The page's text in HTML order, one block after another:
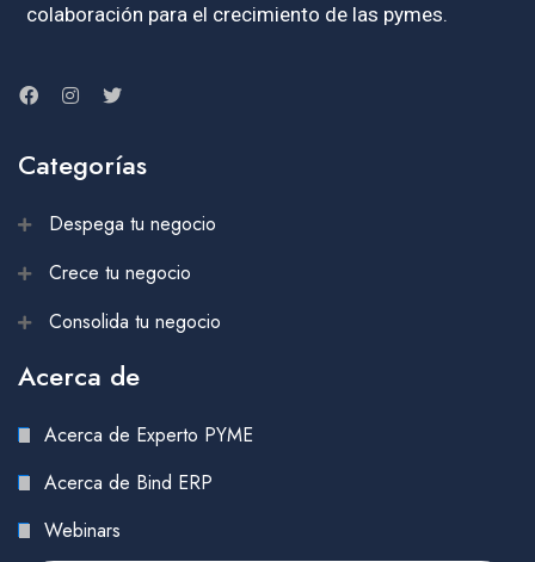
colaboración para el crecimiento de las pymes.
Categorías
Despega tu negocio
Crece tu negocio
Consolida tu negocio
Acerca de
Acerca de Experto PYME
Acerca de Bind ERP
Webinars